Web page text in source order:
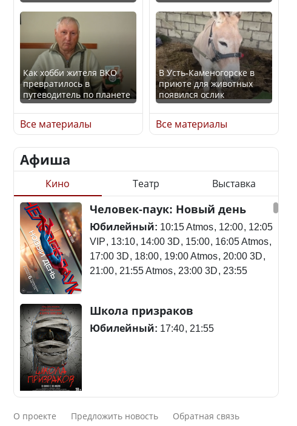
Будут ли представлены
интересы регионов в
Курултае?
Ең төменгі жалақы,
алимент, экология: жеті
партия сайлаушылармен
нені талқылап жатыр?
алименты, экология — о
чем говорят с
избирателями
представители партий
Министр рассказал, из
чего делают колбасу в
Казахстане
почему казахстанские
Трамп официально
вступил в должность
президента США
Луну признали объектом
культурного наследия,
находящегося под
угрозой исчезновения
Станет ли
метапневмовирус
эпидемией, рассказали в
ВОЗ
потерпел крушение в
Южной Корее, погибли
120 человек
Актау: Путин принес
Как хобби жителя ВКО
превратилось в
путеводитель по планете
Все материалы
В Усть-Каменогорске в
приюте для животных
появился ослик
Все материалы
Афиша
Кино Театр Выставка
Человек-паук: Новый день
Юбилейный: 10:15 Atmos 12:00 12:05
VIP 13:10 14:00 3D 15:00 16:05 Atmos
17:00 3D 18:00 19:00 Atmos 20:00 3D
21:00 21:55 Atmos 23:00 3D 23:55
Школа призраков
Юбилейный: 17:40 21:55
Смешарики сквозь вселенные
О проекте Предложить новость
Обратная связь